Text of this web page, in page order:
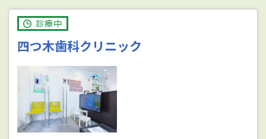
診療中
四つ木歯科クリニック